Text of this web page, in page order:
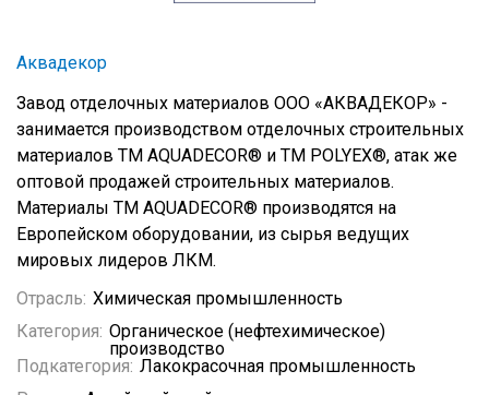
Аквадекор
Завод отделочных материалов ООО «АКВАДЕКОР» -
занимается производством отделочных строительных
материалов ТМ AQUADECOR® и ТМ POLYEX®, атак же
оптовой продажей строительных материалов.
Материалы ТМ AQUADECOR® производятся на
Европейском оборудовании, из сырья ведущих
мировых лидеров ЛКМ.
Отрасль: Химическая промышленность
Категория: Органическое (нефтехимическое)
производство
Подкатегория: Лакокрасочная промышленность